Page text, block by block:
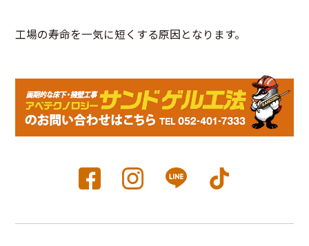
工場の寿命を一気に短くする原因となります。